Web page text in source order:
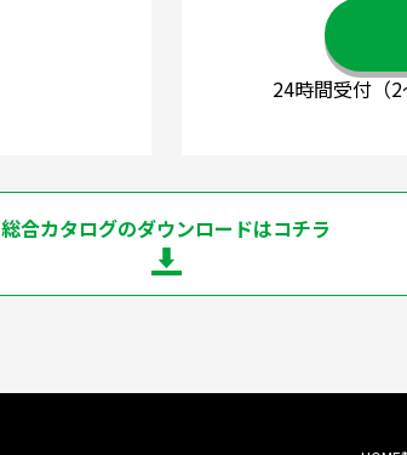
24時間受付
総合カタログのダウンロードはコチラ